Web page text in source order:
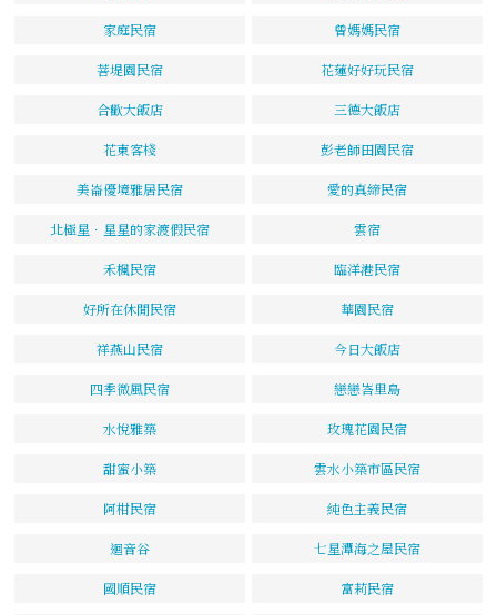
家庭民宿 曾媽媽民宿
菩堤園民宿 花蓮好好玩民宿
合歡大飯店 三德大飯店
花東客棧 彭老師田園民宿
美崙優境雅居民宿 愛的真締民宿
北極星．星星的家渡假民宿 雲宿
禾楓民宿 臨洋港民宿
好所在休閒民宿 華園民宿
祥燕山民宿 今日大飯店
四季微風民宿 戀戀峇里島
水悅雅築 玫瑰花園民宿
甜蜜小築 雲水小築市區民宿
阿柑民宿 純色主義民宿
迴音谷 七星潭海之屋民宿
國順民宿 富莉民宿